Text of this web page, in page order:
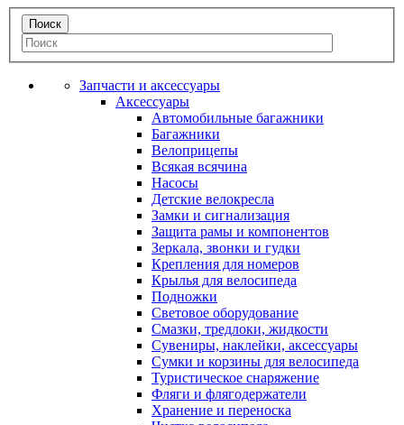
Запчасти и аксессуары
Аксессуары
Автомобильные багажники
Багажники
Велоприцепы
Всякая всячина
Насосы
Детские велокресла
Замки и сигнализация
Защита рамы и компонентов
Зеркала, звонки и гудки
Крепления для номеров
Крылья для велосипеда
Подножки
Световое оборудование
Смазки, тредлоки, жидкости
Сувениры, наклейки, аксессуары
Сумки и корзины для велосипеда
Туристическое снаряжение
Фляги и флягодержатели
Хранение и переноска